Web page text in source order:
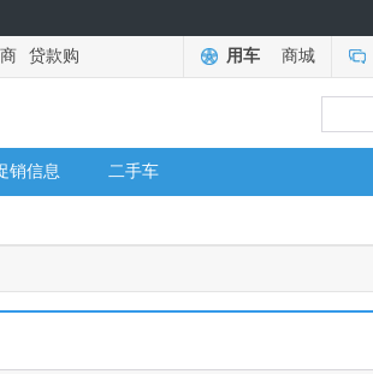
贷款购 用车 商城
销信息 二手车